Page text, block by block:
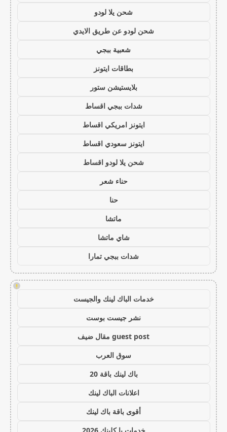
شحن يلا لودو
شحن لودو عن طريق الايدي
شعبية ببجي
بطاقات ايتونز
بلايستيشن ستور
شدات ببجي اقساط
ايتونز امريكي اقساط
ايتونز سعودي اقساط
شحن يلا لودو اقساط
حناء شعر
حنا
ماتشا
شاي ماتشا
شدات ببجي تمارا
!
خدمات الباك لينك والجيست
نشر جيست بوست
guest post مقال ضيف
سوق العرب
باك لينك باقة 20
اعلانات الباك لينك
أقوى باقة باك لينك